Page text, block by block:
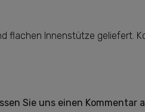
flachen Innenstütze geliefert.
Sie uns einen Kommentar